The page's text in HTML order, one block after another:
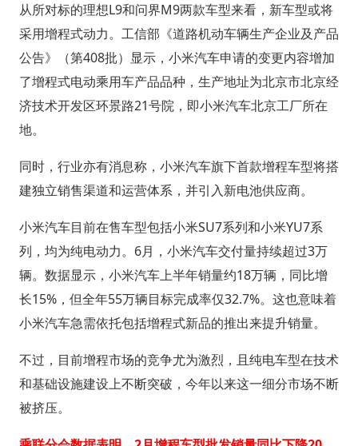
从所对标的理想L9和问界M9两款车型来看，新车型或将
采用增程式动力。工信部《道路机动车辆生产企业及产品
公告》（第408批）显示，小米汽车申请的变更内容增加
了增程式电动乘用车产品品种，生产地址为北京市北京经
济技术开发区环景路21号院，即小米汽车北京工厂所在
地。
同时，行业亦有消息称，小米汽车旗下首款增程车型将搭
建独立销售渠道和运营体系，并引入新电池供应商。
小米汽车目前在售车型包括小米SU7系列和小米YU7系
列，均为纯电动力。6月，小米汽车交付量持续超过3万
辆。数据显示，小米汽车上半年销量约18万辆，同比增
长15%，但全年55万辆目标完成率仅32.7%。这也意味着
小米汽车急需依托包括增程式新品的推出来提升销量。
不过，目前增程市场的竞争尤为激烈，且纯电车型在技术
和基础设施建设上不断突破，今年以来这一细分市场不断
被挤压。